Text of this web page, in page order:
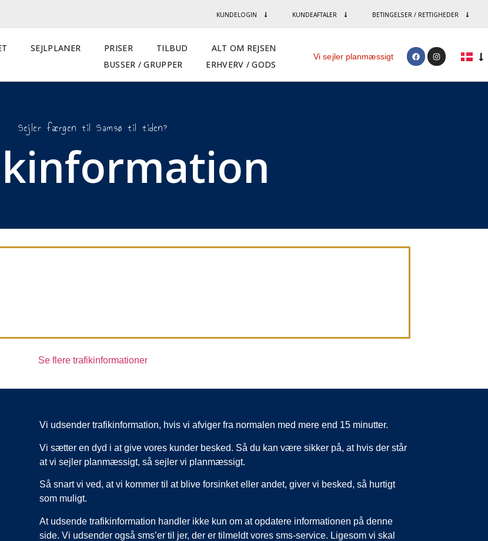
KUNDELOGIN KUNDEAFTALER BETINGELSER / RETTIGHEDER
SEJLPLANER PRISER TILBUD
ALT OM REJSEN
BUSSER / GRUPPER
ERHVERV / GODS
Vi sejler planmæssigt
Sejler færgen til Samsø til tiden?
Se flere trafikinformationer
Vi udsender trafikinformation, hvis vi afviger fra normalen med mere end 15 minutter.
Vi sætter en dyd i at give vores kunder besked. Så du kan være sikker på, at hvis der står
at vi sejler planmæssigt, så sejler vi planmæssigt.
Så snart vi ved, at vi kommer til at blive forsinket eller andet, giver vi besked, så hurtigt
som muligt.
At udsende trafikinformation handler ikke kun om at opdatere informationen på denne
side. Vi udsender også sms’er til jer, der er tilmeldt vores sms-service. Ligesom vi skal